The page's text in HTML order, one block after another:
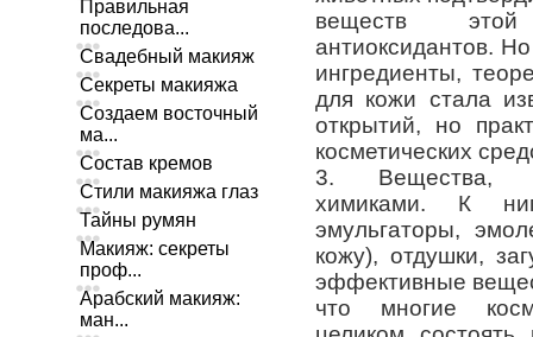
Правильная
последова...
Свадебный макияж
Секреты макияжа
Создаем восточный
ма...
Состав кремов
Стили макияжа глаз
Тайны румян
Макияж: секреты
проф...
Арабский макияж:
ман...
веществ
антиоксидантов.
ингредиенты,
для кожи стала
открытий, но
косметических
3. Вещества,
химиками. К
эмульгаторы,
кожу), отдушки,
эффективные
что многие